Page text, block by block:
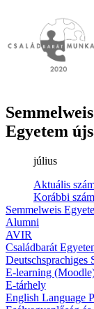
Semmelweis
Egyetem
július
Aktuális
Korábbi
Semmelweis
Alumni
AVIR
Családbarát
Deutschsprachiges
E-learning
E-tárhely
English Language